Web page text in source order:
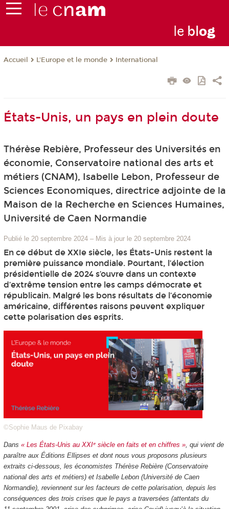
le blog
Accueil L'Europe et le monde International
États-Unis, un pays en plein doute
Thérèse Rebière, Professeur des Universités en
économie, Conservatoire national des arts et
métiers (CNAM), Isabelle Lebon, Professeur de
Sciences Economiques, directrice adjointe de la
Maison de la Recherche en Sciences Humaines,
Université de Caen Normandie
Publié le 20 septembre 2024 – Mis à jour le 20 septembre 2024
En ce début de XXIe siècle, les États-Unis restent la
première puissance mondiale. Pourtant, l’élection
présidentielle de 2024 s’ouvre dans un contexte
d’extrême tension entre les camps démocrate et
républicain. Malgré les bons résultats de l’économie
américaine, différentes raisons peuvent expliquer
cette polarisation des esprits.
©Sophie Maus de Pixabay
Dans « Les États-Unis au XXIᵉ siècle en faits et en chiffres », qui vient de
paraître aux Éditions Ellipses et dont nous vous proposons plusieurs
extraits ci-dessous, les économistes Thérèse Rebière (Conservatoire
national des arts et métiers) et Isabelle Lebon (Université de Caen
Normandie), reviennent sur les facteurs de cette polarisation, depuis les
conséquences des trois crises que le pays a traversées (attentats du